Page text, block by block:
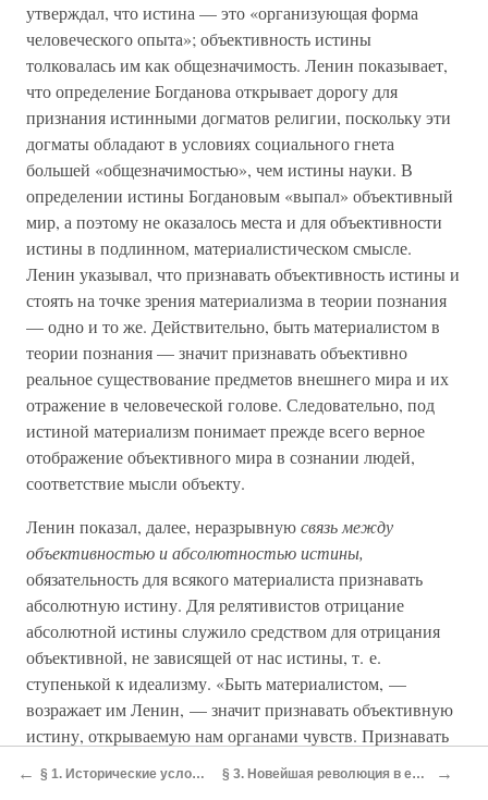
утверждал, что истина — это «организующая форма
человеческого опыта»; объективность истины
толковалась им как общезначимость. Ленин показывает,
что определение Богданова открывает дорогу для
признания истинными догматов религии, поскольку эти
догматы обладают в условиях социального гнета
большей «общезначимостью», чем истины науки. В
определении истины Богдановым «выпал» объективный
мир, а поэтому не оказалось места и для объективности
истины в подлинном, материалистическом смысле.
Ленин указывал, что признавать объективность истины и
стоять на точке зрения материализма в теории познания
— одно и то же. Действительно, быть материалистом в
теории познания — значит признавать объективно
реальное существование предметов внешнего мира и их
отражение в человеческой голове. Следовательно, под
истиной материализм понимает прежде всего верное
отображение объективного мира в сознании людей,
соответствие мысли объекту.
Ленин показал, далее, неразрывнуюсвязь между
объективностью и абсолютностью истины,
обязательность для всякого материалиста признавать
абсолютную истину. Для релятивистов отрицание
абсолютной истины служило средством для отрицания
объективной, не зависящей от нас истины, т. е.
ступенькой к идеализму. «Быть материалистом, —
возражает им Ленин, — значит признавать объективную
истину, открываемую нам органами чувств. Признавать
человечества истину, значит так или иначе признавать
← § 1. Исторические условия возникновения и особенности ленинского этапа марксистской философии § 3. Новейшая революция в естествознании и ее философский анализ в труде Ленина «Материализм и эмпириокритицизм» →